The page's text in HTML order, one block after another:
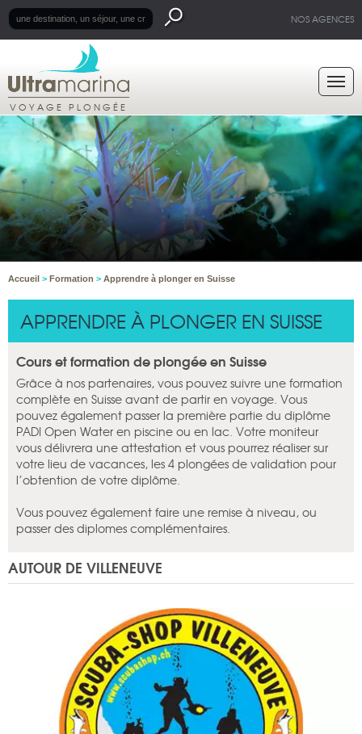
NOS AGENCES
VOYAGE PLONGÉE
Accueil > Formation > Apprendre à plonger en Suisse
APPRENDRE À PLONGER EN SUISSE
Cours et formation de plongée en Suisse
Grâce à nos partenaires, vous pouvez suivre une formation
complète en Suisse avant de partir en voyage. Vous
pouvez également passer la première partie du diplôme
PADI Open Water en piscine ou en lac. Votre moniteur
vous délivrera une attestation et vous pourrez réaliser sur
votre lieu de vacances, les 4 plongées de validation pour
l’obtention de votre diplôme.
Vous pouvez également faire une remise à niveau, ou
passer des diplomes complémentaires.
AUTOUR DE VILLENEUVE